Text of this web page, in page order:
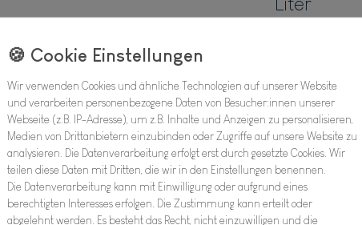
11,98
Inhalt1
Wir verwenden Cookies und ähnliche Technologien auf unserer Website
und verarbeiten personenbezogene Daten von Besucher:innen unserer
Webseite (z.B. IP-Adresse), um z.B. Inhalte und Anzeigen zu personalisieren,
Medien von Drittanbietern einzubinden oder Zugriffe auf unsere Website zu
analysieren. Die Datenverarbeitung erfolgt erst durch gesetzte Cookies. Wir
teilen diese Daten mit Dritten, die wir in den Einstellungen benennen.
Die Datenverarbeitung kann mit Einwilligung oder aufgrund eines
berechtigten Interesses erfolgen. Die Zustimmung kann erteilt oder
abgelehnt werden. Es besteht das Recht, nicht einzuwilligen und die